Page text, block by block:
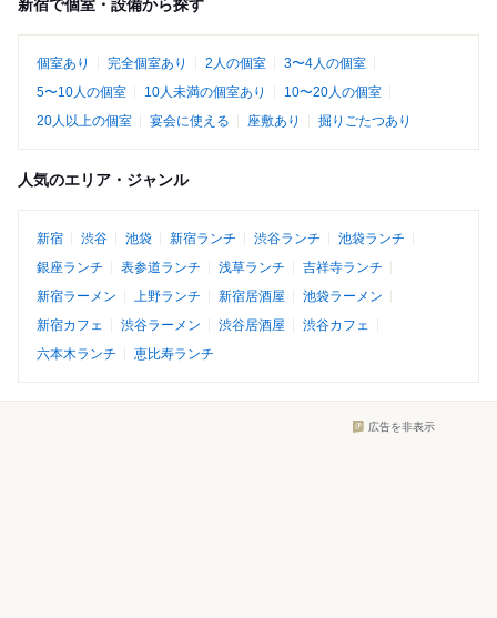
新宿で個室・設備から探す
個室あり 完全個室あり 2人の個室
3〜4人の個室
5〜10人の個室
10人未満の個室あり
10〜20人の個室
20人以上の個室
宴会に使える 座敷あり 掘りごたつあり
人気のエリア・ジャンル
新宿 渋谷 池袋 新宿ランチ 渋谷ランチ
池袋ランチ
銀座ランチ
表参道ランチ 浅草ランチ
吉祥寺ランチ
新宿ラーメン
上野ランチ 新宿居酒屋
池袋ラーメン
新宿カフェ
渋谷ラーメン 渋谷居酒屋
渋谷カフェ
六本木ランチ
恵比寿ランチ
広告を非表示